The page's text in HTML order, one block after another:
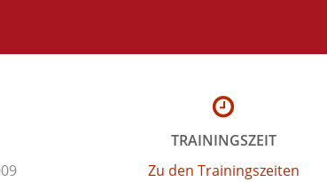
TRAININGSZEIT
Zu den Trainingszeiten